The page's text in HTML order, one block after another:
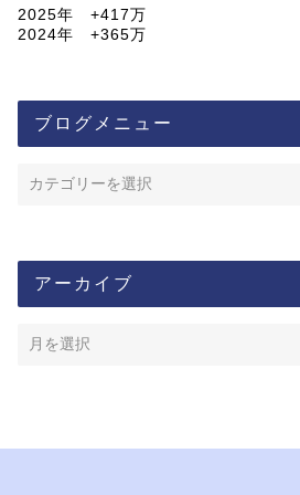
2025年 +417万
2024年 +365万
ブログメニュー
アーカイブ